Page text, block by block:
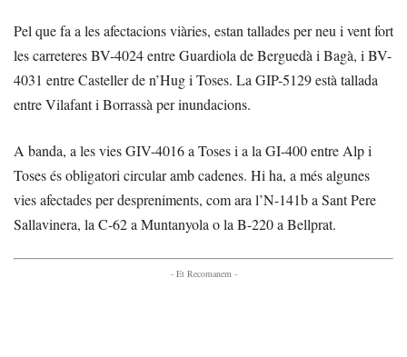
Pel que fa a les afectacions viàries, estan tallades per neu i vent fort
les carreteres BV-4024 entre Guardiola de Berguedà i Bagà, i BV-
4031 entre Casteller de n’Hug i Toses. La GIP-5129 està tallada
entre Vilafant i Borrassà per inundacions.
A banda, a les vies GIV-4016 a Toses i a la GI-400 entre Alp i
Toses és obligatori circular amb cadenes. Hi ha, a més algunes
vies afectades per despreniments, com ara l’N-141b a Sant Pere
Sallavinera, la C-62 a Muntanyola o la B-220 a Bellprat.
- Et Recomanem -